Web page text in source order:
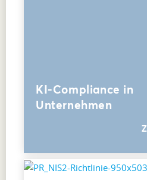
KI-Compliance in
Unternehmen